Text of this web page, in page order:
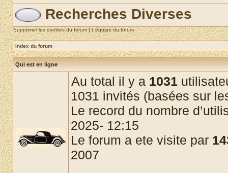
Recherches Diverses
Supprimer les cookies du forum|L’équipe du forum
Index du forum
Qui est en ligne
Au total il y a 1031
1031 invités (basées sur
Le record du nombre
2025- 12:15
Le forum a ete visite par
2007